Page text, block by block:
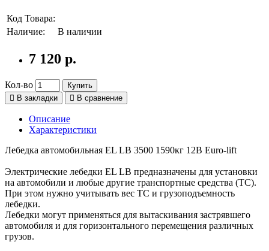
Код Товара:
Наличие:
В наличии
7 120 р.
Кол-во
Купить
В закладки
В сравнение
Описание
Характеристики
Лебедка автомобильная EL LB 3500 1590кг 12В Euro-lift
Электрические лебедки EL LB предназначены для установки
на автомобили и любые другие транспортные средства (ТС).
При этом нужно учитывать вес ТС и грузоподъемность
лебедки.
Лебедки могут применяться для вытаскивания застрявшего
автомобиля и для горизонтального перемещения различных
грузов.